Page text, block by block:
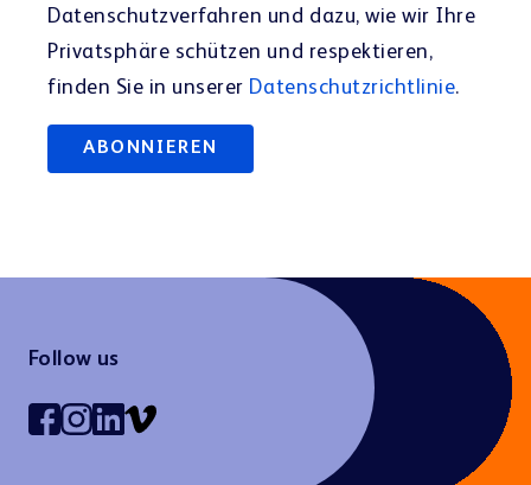
Datenschutzverfahren und dazu, wie wir Ihre
Privatsphäre schützen und respektieren,
finden Sie in unserer Datenschutzrichtlinie.
Follow us